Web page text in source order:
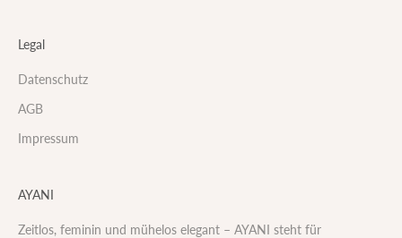
Legal
Datenschutz
AGB
Impressum
AYANI
Zeitlos, feminin und mühelos elegant – AYANI steht für